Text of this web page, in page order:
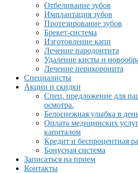
Отбеливание зубов
Имплантация зубов
Протезирование зубов
Брекет-система
Изготовление капп
Лечение пародонтита
Удаление кисты и
Лечение перикоронита
Специалисты
Акции и скидки
Спец. предложение для
осмотра.
Белоснежная улыбка в
Оплата медицинских
капиталом
Кредит и беспроцентная
Бонусная система
Записаться на прием
Контакты